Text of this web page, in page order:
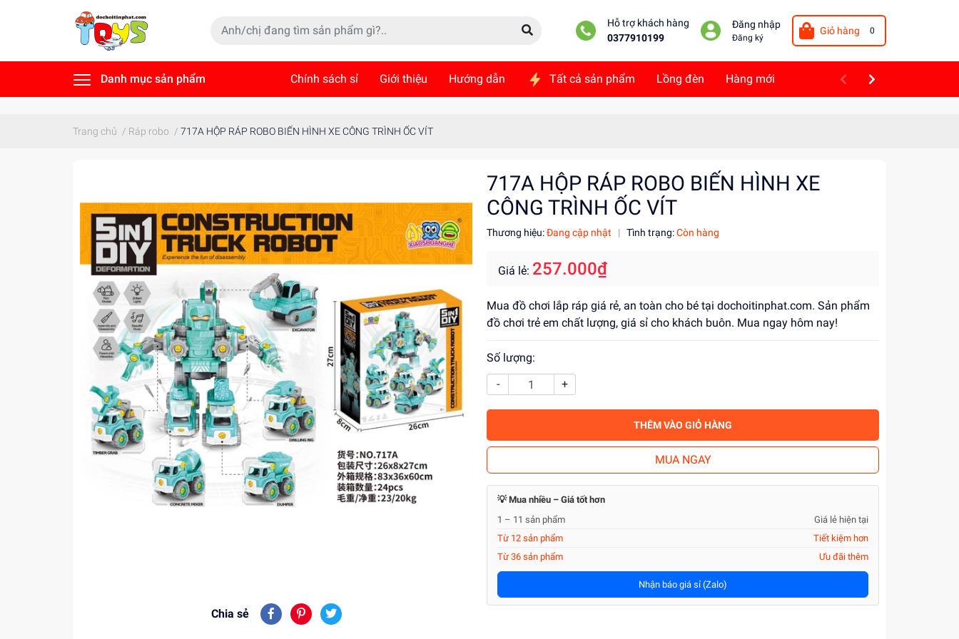
Hỗ trợ khách hàng
0377910199
Đăng nhập
Đăng ký
Giỏ hàng 0
Danh mục sản phẩm Chính sách sỉ Giới thiệu Hướng dẫn Tất cả sản phẩm Lồng đèn Hàng mới
Trang chủ / Ráp robo / 717A HỘP RÁP ROBO BIẾN HÌNH XE CÔNG TRÌNH ỐC VÍT
Chia sẻ
717A HỘP RÁP ROBO BIẾN HÌNH XE
CÔNG TRÌNH ỐC VÍT
Thương hiệu:Đang cập nhật | Tình trạng:Còn hàng
Giá lẻ: 257.000₫
Mua đồ chơi lắp ráp giá rẻ, an toàn cho bé tại dochoitinphat.com. Sản phẩm
đồ chơi trẻ em chất lượng, giá sỉ cho khách buôn. Mua ngay hôm nay!
Số lượng:
-
+
THÊM VÀO GIỎ HÀNG
MUA NGAY
💡 Mua nhiều – Giá tốt hơn
1 – 11 sản phẩm
Giá lẻ hiện tại
Từ 12 sản phẩm
Tiết kiệm hơn
Từ 36 sản phẩm
Ưu đãi thêm
Nhận báo giá sỉ (Zalo)